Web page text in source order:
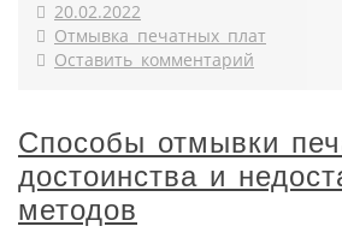
20.02.2022
Отмывка печатных плат
Оставить комментарий
Способы отмывки
достоинства и
методов